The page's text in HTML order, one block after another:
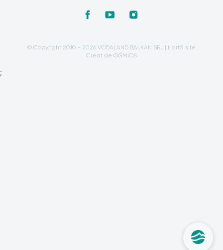
© Copyright 2010 - 2026 VODALAND BALKAN SRL | Hartă site
Creat de OGMIOS
;